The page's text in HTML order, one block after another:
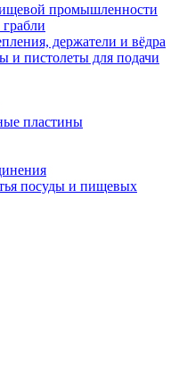
промышленности
держатели и вёдра
и пистолеты для подачи
пластины
посуды и пищевых